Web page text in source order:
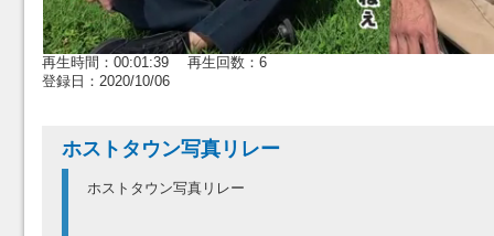
再生時間：00:01:39 再生回数：6
登録日：2020/10/06
ホストタウン写真リレー
ホストタウン写真リレー